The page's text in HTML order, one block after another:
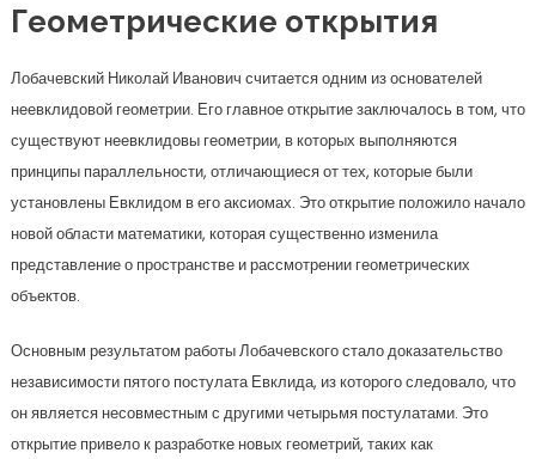
Геометрические открытия
Лобачевский Николай Иванович считается одним из основателей
неевклидовой геометрии. Его главное открытие заключалось в том, что
существуют неевклидовы геометрии, в которых выполняются
принципы параллельности, отличающиеся от тех, которые были
установлены Евклидом в его аксиомах. Это открытие положило начало
новой области математики, которая существенно изменила
представление о пространстве и рассмотрении геометрических
объектов.
Основным результатом работы Лобачевского стало доказательство
независимости пятого постулата Евклида, из которого следовало, что
он является несовместным с другими четырьмя постулатами. Это
открытие привело к разработке новых геометрий, таких как